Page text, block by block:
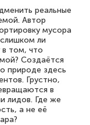
реальные
Автор
мусора
ли
в том, что
Создаётся
природе здесь
Грустно,
в
лидов. Где же
а не её